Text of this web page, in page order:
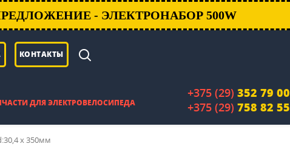
- ЭЛЕКТРОНАБОР 500W
КОНТАКТЫ
ДЛЯ ЭЛЕКТРОВЕЛОСИПЕДА
+375 (29) 352 79 00
+375 (29) 758 82 55
x 350мм